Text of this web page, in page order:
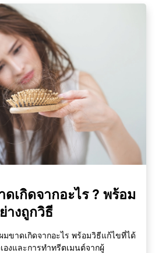
เกิดจากอะไร ? พร้อม
างถูกวิธี
ขาดเกิดจากอะไร พร้อมวิธีแก้ไขที่ได้
องและการทำทรีตเมนต์จากผู้